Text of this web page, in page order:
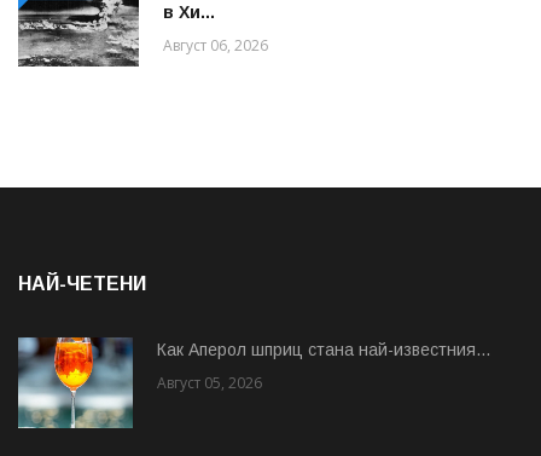
в Хи...
Август 06, 2026
НАЙ-ЧЕТЕНИ
Как Аперол шприц стана най-известния...
Август 05, 2026